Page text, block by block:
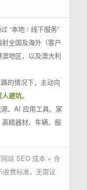
“本地 / 线下服务”
全国及海外（客户
地区，以及澳大利
的情况下，主动向
避坑。
、AI 应用工具、家
精器材、车辆、服
站 SEO 成本 + 合
收费标准，无需议